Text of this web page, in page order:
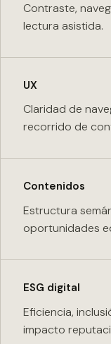
Contraste,
lectura asistida.
UX
Claridad de
recorrido de
Contenidos
Estructura
oportunidades
ESG digital
Eficiencia,
impacto